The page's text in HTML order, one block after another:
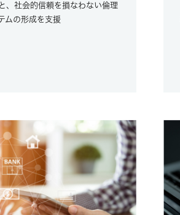
、社会的信頼を損なわない倫理
ムの形成を支援